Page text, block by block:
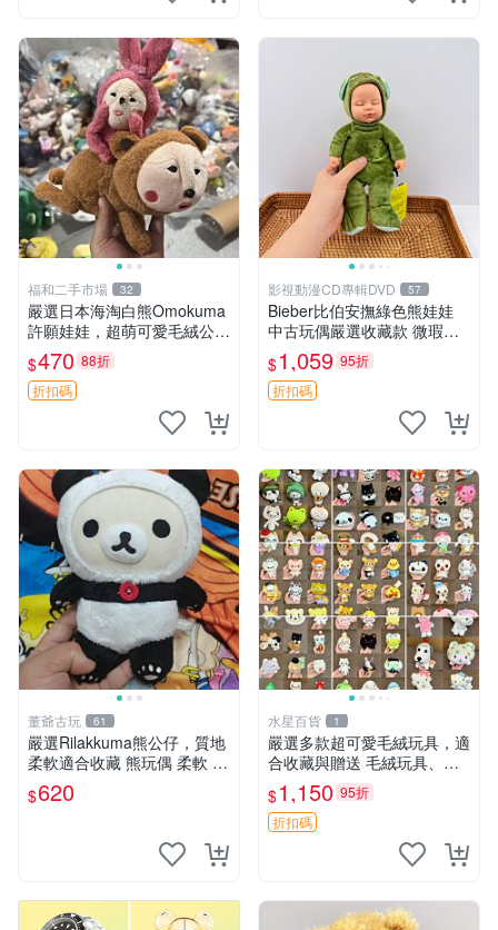
福和二手市場 32
嚴選日本海淘白熊Omokuma
許願娃娃，超萌可愛毛絨公仔
推薦收藏 白熊 Omokuma 毛
絨玩具 偽裝娃娃 玩具擺飾
$470 88折
折扣碼
影視動漫CD專輯DVD 57
Bieber比伯安撫綠色熊娃娃
中古玩偶嚴選收藏款 微瑕輕
度使用 Bieber綠熊娃娃 中古
玩偶 微瑕
$1,059 95折
折扣碼
董爺古玩 61
嚴選Rilakkuma熊公仔，質地
柔軟適合收藏 熊玩偶 柔軟 公
仔 收藏
$620
水星百貨 1
嚴選多款超可愛毛絨玩具，適
合收藏與贈送 毛絨玩具、抱
枕、公仔
$1,150 95折
折扣碼